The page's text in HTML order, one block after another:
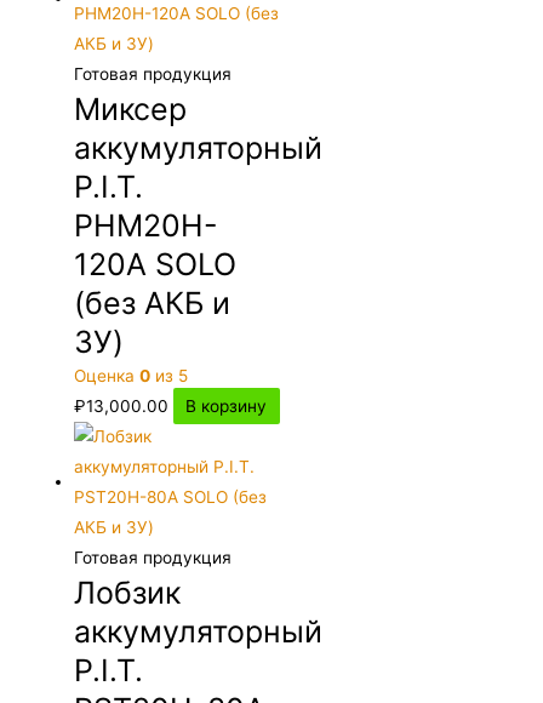
Готовая продукция
Миксер
аккумуляторный
P.I.T.
PHM20H-
120A SOLO
(без АКБ и
ЗУ)
Оценка0 из 5
₽13,000.00 В корзину
Готовая продукция
Лобзик
аккумуляторный
P.I.T.